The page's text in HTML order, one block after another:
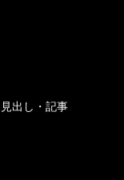
出し・記事